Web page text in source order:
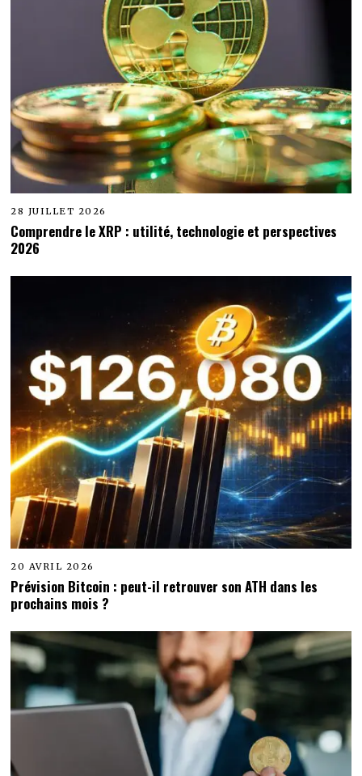
28 JUILLET 2026
Comprendre le XRP : utilité, technologie et perspectives
2026
20 AVRIL 2026
Prévision Bitcoin : peut-il retrouver son ATH dans les
prochains mois ?